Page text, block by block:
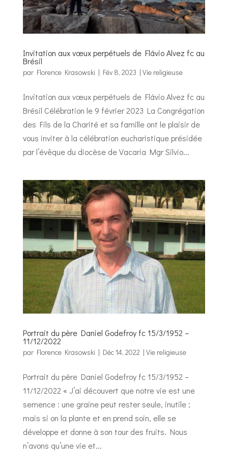
Invitation aux vœux perpétuels de Flávio Alvez fc au
Brésil
par Florence Krasowski | Fév 8, 2023 | Vie religieuse
Invitation aux vœux perpétuels de Flávio Alvez fc au
Brésil Célébration le 9 février 2023 La Congrégation
des Fils de la Charité et sa famille ont le plaisir de
vous inviter à la célébration eucharistique présidée
par l’évêque du diocèse de Vacaria Mgr Silvio...
Portrait du père Daniel Godefroy fc 15/3/1952 –
11/12/2022
par Florence Krasowski | Déc 14, 2022 | Vie religieuse
Portrait du père Daniel Godefroy fc 15/3/1952 –
11/12/2022 « J’ai découvert que notre vie est une
semence : une graine peut rester seule, inutile ;
mais si on la plante et en prend soin, elle se
développe et donne à son tour des fruits. Nous
n’avons qu’une vie et...